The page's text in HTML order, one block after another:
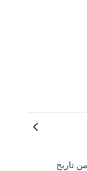
راضيًا عن طلبك لأي سبب كان، يمكنك إرجاع منتجاتك خلال 14 يومًا من تاريخ